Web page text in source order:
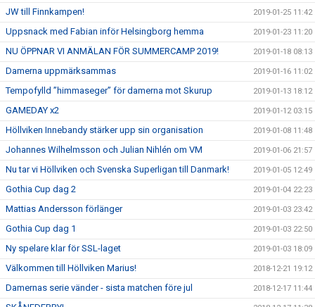
JW till Finnkampen! 2019-01-25 11:42
Uppsnack med Fabian inför Helsingborg hemma 2019-01-23 11:20
NU ÖPPNAR VI ANMÄLAN FÖR SUMMERCAMP 2019! 2019-01-18 08:13
Damerna uppmärksammas 2019-01-16 11:02
Tempofylld ”himmaseger” för damerna mot Skurup 2019-01-13 18:12
GAMEDAY x2 2019-01-12 03:15
Höllviken Innebandy stärker upp sin organisation 2019-01-08 11:48
Johannes Wilhelmsson och Julian Nihlén om VM 2019-01-06 21:57
Nu tar vi Höllviken och Svenska Superligan till Danmark! 2019-01-05 12:49
Gothia Cup dag 2 2019-01-04 22:23
Mattias Andersson förlänger 2019-01-03 23:42
Gothia Cup dag 1 2019-01-03 22:50
Ny spelare klar för SSL-laget 2019-01-03 18:09
Välkommen till Höllviken Marius! 2018-12-21 19:12
Damernas serie vänder - sista matchen före jul 2018-12-17 11:44